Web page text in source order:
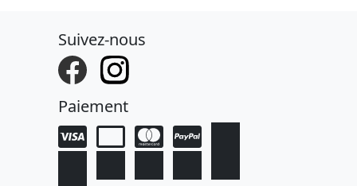
Suivez-nous
Paiement